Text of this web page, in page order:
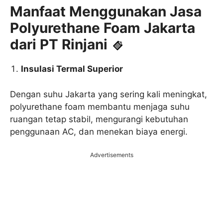
Manfaat Menggunakan Jasa
Polyurethane Foam Jakarta
dari PT Rinjani
Insulasi Termal Superior
Dengan suhu Jakarta yang sering kali meningkat,
polyurethane foam membantu menjaga suhu
ruangan tetap stabil, mengurangi kebutuhan
penggunaan AC, dan menekan biaya energi.
Advertisements